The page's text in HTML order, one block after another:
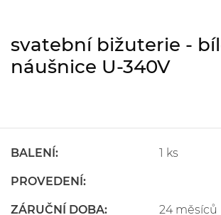
svatební bižuterie -
náušnice U-340V
BALENÍ: 1 ks
PROVEDENÍ:
ZÁRUČNÍ DOBA: 24 měsíců